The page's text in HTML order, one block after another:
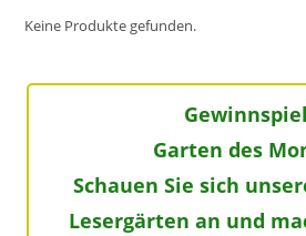
Keine Produkte gefunden.
Garten des
Schauen Sie sich
Lesergärten an und